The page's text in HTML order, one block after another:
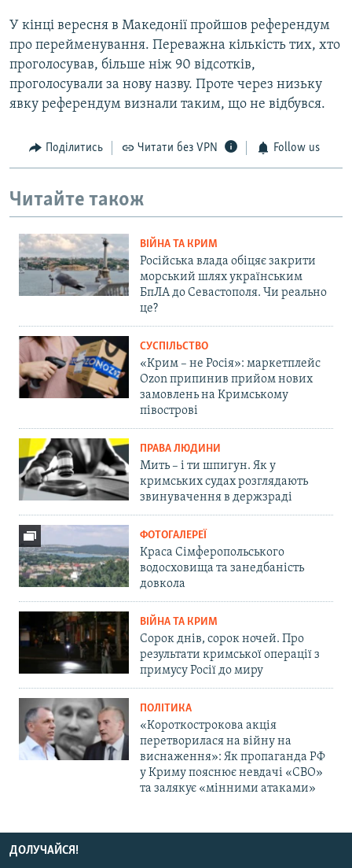
У кінці вересня в Македонії пройшов референдум
про перейменування. Переважна кількість тих, хто
проголосував, більше ніж 90 відсотків,
проголосували за нову назву. Проте через низьку
явку референдум визнали таким, що не відбувся.
Поділитись Читати без VPN Follow us
Читайте також
ВІЙНА ТА КРИМ
Російська влада обіцяє закрити
морський шлях українським
БпЛА до Севастополя. Чи реально
це?
СУСПІЛЬСТВО
«Крим – не Росія»: маркетплейс
Ozon припинив прийом нових
замовлень на Кримському
півострові
ПРАВА ЛЮДИНИ
Мить – і ти шпигун. Як у
кримських судах розглядають
звинувачення в держзраді
ФОТОГАЛЕРЕЇ
Краса Сімферопольського
водосховища та занедбаність
довкола
ВІЙНА ТА КРИМ
Сорок днів, сорок ночей. Про
результати кримської операції з
примусу Росії до миру
ПОЛІТИКА
«Короткострокова акція
перетворилася на війну на
виснаження»: Як пропаганда РФ
у Криму пояснює невдачі «СВО»
та залякує «мінними атаками»
ДОЛУЧАЙСЯ!